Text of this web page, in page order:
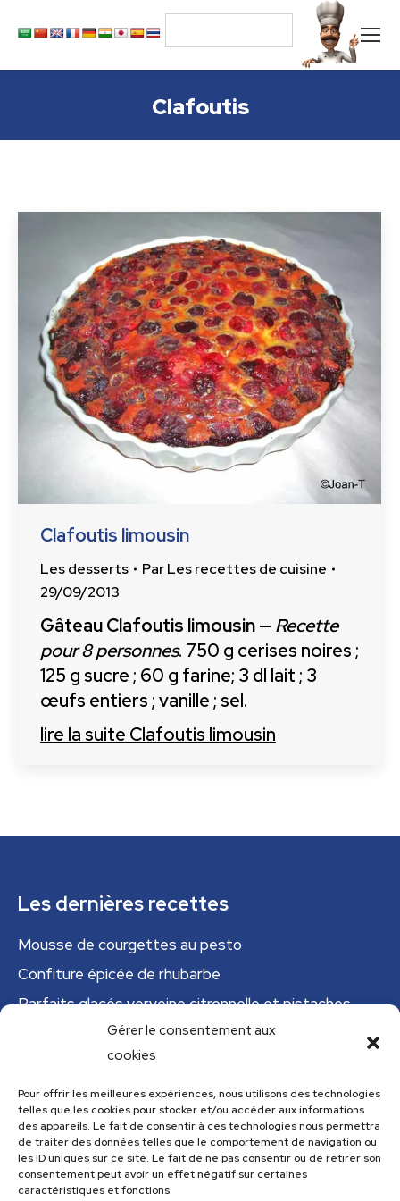
Gérer le consentement aux
cookies
Pour offrir les meilleures expériences, nous utilisons des technologies
telles que les cookies pour stocker et/ou accéder aux informations
des appareils. Le fait de consentir à ces technologies nous permettra
de traiter des données telles que le comportement de navigation ou
les ID uniques sur ce site. Le fait de ne pas consentir ou de retirer son
consentement peut avoir un effet négatif sur certaines
caractéristiques et fonctions.
Clafoutis
Clafoutis limousin
Les desserts ParLes recettes de cuisine
29/09/2013
Gâteau Clafoutis limousin— Recette
pour 8 personnes. 750 g cerises noires ;
125 g sucre ; 60 g farine; 3 dl lait ; 3
œufs entiers ; vanille ; sel.
lire la suite Clafoutis limousin
Les dernières recettes
Mousse de courgettes au pesto
Confiture épicée de rhubarbe
Parfaits glacés verveine citronnelle et pistaches
Tajine tunisien à la courgette (IG bas)
Cannelloni de courgettes
Menu
Menu